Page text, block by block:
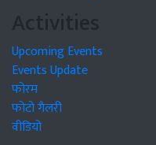
Activities
Upcoming Events
Events Update
फोरम
फोटो गैलरी
वीडियो